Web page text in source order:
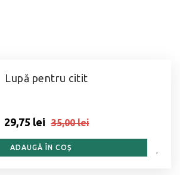
Lupă pentru citit
29,75 lei 35,00 lei
ADAUGĂ ÎN COȘ